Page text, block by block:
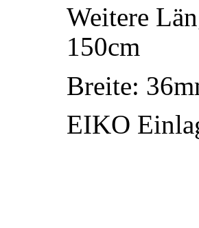
Weitere
150cm
Breite:
EIKO